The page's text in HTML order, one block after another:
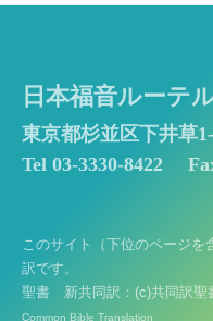
日本福音ルーテ
東京都杉並区下井草
Tel 03-3330-8422
このサイト（下位のページを
訳です。
聖書 新共同訳：(c)共同訳聖
Common Bible Translation